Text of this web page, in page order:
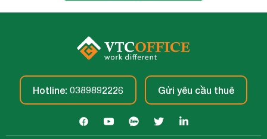
Hotline: 0389892226 Gửi yêu cầu thuê